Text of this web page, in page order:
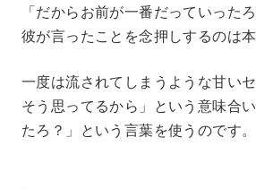
「だからお前が一番だっていった
彼が言ったことを念押しするのは本
一度は流されてしまうような甘い
そう思ってるから」という意味合
たろ？」という言葉を使うのです。